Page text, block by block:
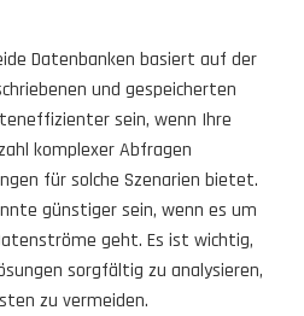
Datenbanken basiert auf der
und gespeicherten
sein, wenn Ihre
komplexer Abfragen
für solche Szenarien bietet.
günstiger sein, wenn es um
geht. Es ist wichtig,
sorgfältig zu analysieren,
zu vermeiden.